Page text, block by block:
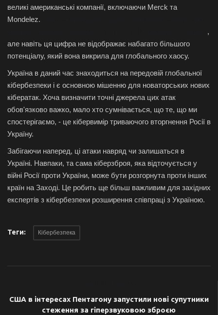
великі американські компанії, включаючи Merck та
Mondelez.
,
але навіть ця цифра не відображає набагато більшого
потенціалу, який вона викрила для глобального хаосу.
Україна в даний час знаходиться на передовій глобальної
кібербезпеки і є основною мішенню для новаторських нових
кібератак. Хоча визначити точні джерела цих атак
обов'язково важко, мало хто сумнівається, що те, що ми
спостерігаємо, - це кібервимір триваючого вторгнення Росії в
Україну.
Забігаючи наперед, ці атаки навряд чи залишаться в
Україні. Навпаки, та сама кіберзброя, яка відточується у
війні Росії проти України, може бути розгорнута проти інших
країн на Заході. Це робить ще більш важливим для західних
експертів з кібербезпеки розширення співпраці з Україною.
Теги: Кібербезпека
США в інтересах Пентагону запустили нові супутники
стеження за гіперзвуковою зброєю